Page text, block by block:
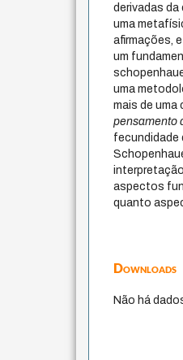
derivadas
uma
afirmações,
um
uma
mais de uma
pensamento
fecundidade
aspectos
quanto
Downloads
Não há